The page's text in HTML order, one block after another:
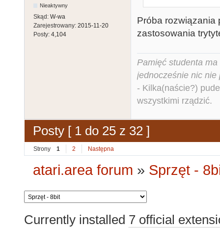
Nieaktywny
Skąd: W-wa
Zarejestrowany: 2015-11-20
Posty: 4,104
Próba rozwiązania
zastosowania
Pamięć studenta
jednocześnie nic nie
- Kilka(naście?)
wszystkimi rządzić.
Posty [ 1 do 25 z 32 ]
Strony 1 2 Następna
atari.area forum » Sprzęt -
Currently installed 7 official